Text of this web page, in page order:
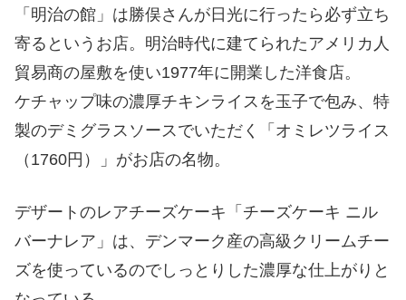
「明治の館」は勝俣さんが日光に行ったら必ず立ち
寄るというお店。明治時代に建てられたアメリカ人
貿易商の屋敷を使い1977年に開業した洋食店。
ケチャップ味の濃厚チキンライスを玉子で包み、特
製のデミグラスソースでいただく「オミレツライス
（1760円）」がお店の名物。
デザートのレアチーズケーキ「チーズケーキ ニル
バーナレア」は、デンマーク産の高級クリームチー
ズを使っているのでしっとりした濃厚な仕上がりと